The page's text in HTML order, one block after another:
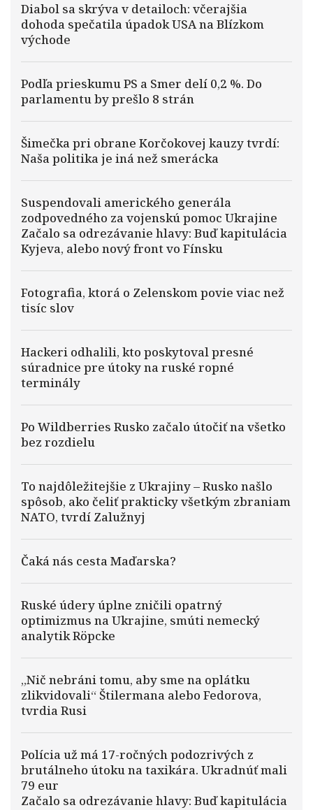
Diabol sa skrýva v detailoch: včerajšia
dohoda spečatila úpadok USA na Blízkom
východe
Podľa prieskumu PS a Smer delí 0,2 %. Do
parlamentu by prešlo 8 strán
Šimečka pri obrane Korčokovej kauzy tvrdí:
Naša politika je iná než smerácka
Suspendovali amerického generála
zodpovedného za vojenskú pomoc Ukrajine
Začalo sa odrezávanie hlavy: Buď kapitulácia
Kyjeva, alebo nový front vo Fínsku
Fotografia, ktorá o Zelenskom povie viac než
tisíc slov
Hackeri odhalili, kto poskytoval presné
súradnice pre útoky na ruské ropné
terminály
Po Wildberries Rusko začalo útočiť na všetko
bez rozdielu
To najdôležitejšie z Ukrajiny – Rusko našlo
spôsob, ako čeliť prakticky všetkým zbraniam
NATO, tvrdí Zalužnyj
Čaká nás cesta Maďarska?
Ruské údery úplne zničili opatrný
optimizmus na Ukrajine, smúti nemecký
analytik Röpcke
„Nič nebráni tomu, aby sme na oplátku
zlikvidovali“ Štilermana alebo Fedorova,
tvrdia Rusi
Polícia už má 17-ročných podozrivých z
brutálneho útoku na taxikára. Ukradnúť mali
79 eur
Začalo sa odrezávanie hlavy: Buď kapitulácia